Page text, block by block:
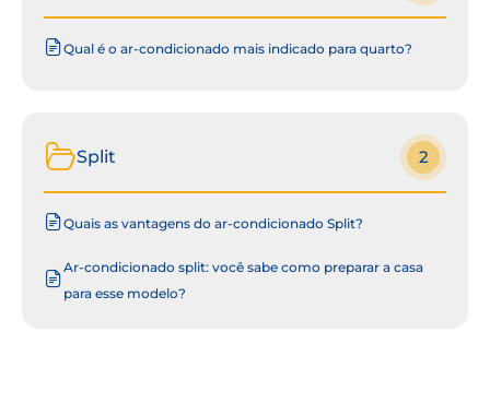
Qual é o ar-condicionado mais indicado para quarto?
Split 2
Quais as vantagens do ar-condicionado Split?
Ar-condicionado split: você sabe como preparar a casa
para esse modelo?